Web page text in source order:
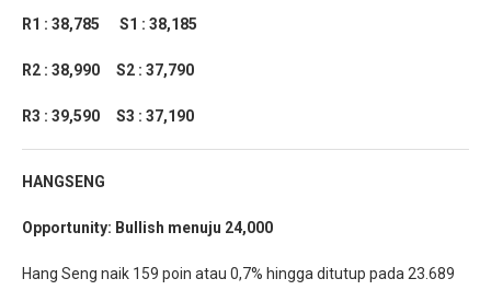
R1 : 38,785 S1 : 38,185
R2 : 38,990 S2 : 37,790
R3 : 39,590 S3 : 37,190
HANGSENG
Opportunity: Bullish menuju 24,000
Hang Seng naik 159 poin atau 0,7% hingga ditutup pada 23.689